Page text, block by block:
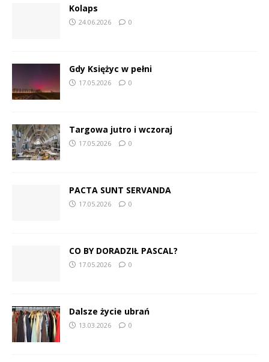
Kolaps
24.06.2026 0
Gdy Księżyc w pełni
17.05.2026 0
Targowa jutro i wczoraj
17.05.2026 0
PACTA SUNT SERVANDA
17.05.2026 0
CO BY DORADZIŁ PASCAL?
17.05.2026 0
Dalsze życie ubrań
13.03.2026 0